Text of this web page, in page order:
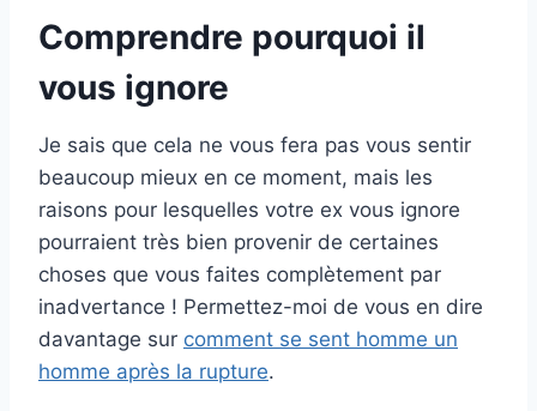
Comprendre pourquoi il
vous ignore
Je sais que cela ne vous fera pas vous sentir
beaucoup mieux en ce moment, mais les
raisons pour lesquelles votre ex vous ignore
pourraient très bien provenir de certaines
choses que vous faites complètement par
inadvertance ! Permettez-moi de vous en dire
davantage sur comment se sent homme un
homme après la rupture.